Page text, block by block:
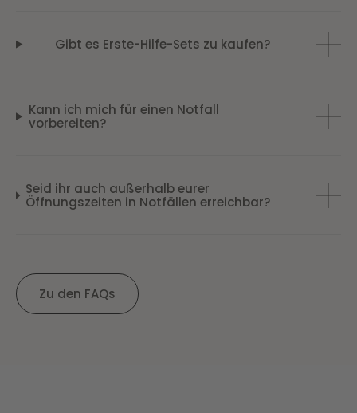
Gibt es Erste-Hilfe-Sets zu kaufen?
Kann ich mich für einen Notfall
vorbereiten?
Seid ihr auch außerhalb eurer
Öffnungszeiten in Notfällen erreichbar?
Zu den FAQs